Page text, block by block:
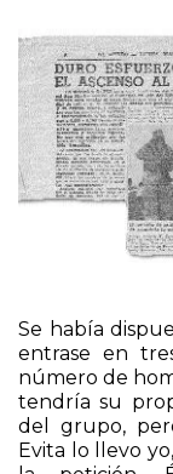
Se había
entrase en
número de
tendría su
del grupo,